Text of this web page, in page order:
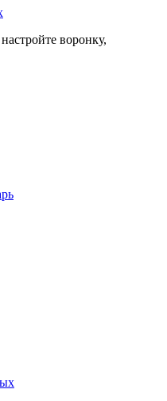
воронку,